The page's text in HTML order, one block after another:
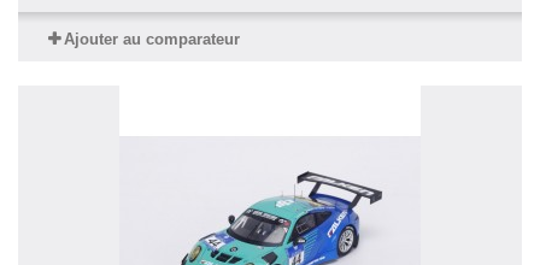
Ajouter au comparateur